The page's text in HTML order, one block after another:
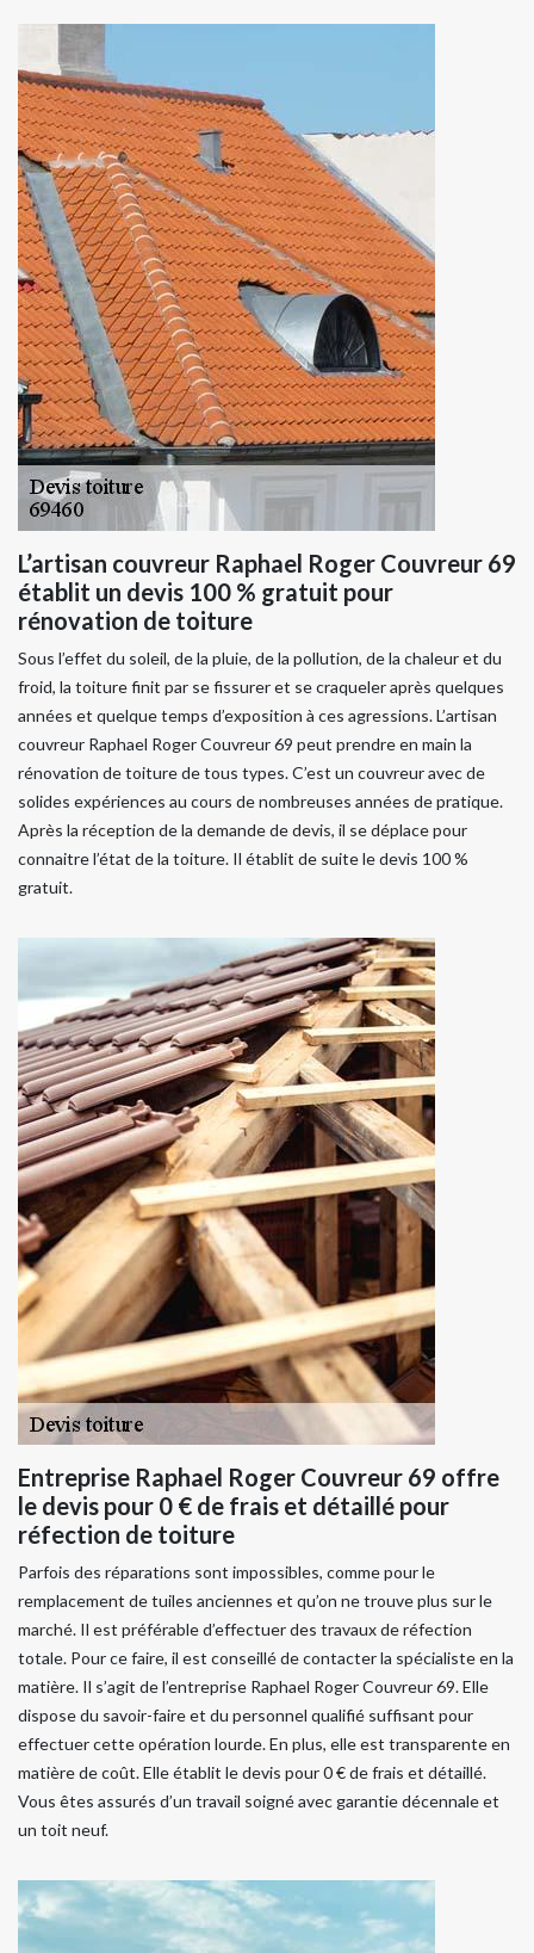
L’artisan couvreur Raphael Roger Couvreur 69
établit un devis 100 % gratuit pour
rénovation de toiture
Sous l’effet du soleil, de la pluie, de la pollution, de la chaleur et du
froid, la toiture finit par se fissurer et se craqueler après quelques
années et quelque temps d’exposition à ces agressions. L’artisan
couvreur Raphael Roger Couvreur 69 peut prendre en main la
rénovation de toiture de tous types. C’est un couvreur avec de
solides expériences au cours de nombreuses années de pratique.
Après la réception de la demande de devis, il se déplace pour
connaitre l’état de la toiture. Il établit de suite le devis 100 %
gratuit.
Entreprise Raphael Roger Couvreur 69 offre
le devis pour 0 € de frais et détaillé pour
réfection de toiture
Parfois des réparations sont impossibles, comme pour le
remplacement de tuiles anciennes et qu’on ne trouve plus sur le
marché. Il est préférable d’effectuer des travaux de réfection
totale. Pour ce faire, il est conseillé de contacter la spécialiste en la
matière. Il s’agit de l’entreprise Raphael Roger Couvreur 69. Elle
dispose du savoir-faire et du personnel qualifié suffisant pour
effectuer cette opération lourde. En plus, elle est transparente en
matière de coût. Elle établit le devis pour 0 € de frais et détaillé.
Vous êtes assurés d’un travail soigné avec garantie décennale et
un toit neuf.